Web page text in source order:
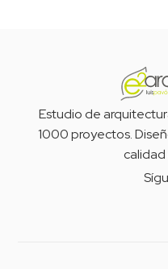
Estudio de
1000 proyectos.
calidad